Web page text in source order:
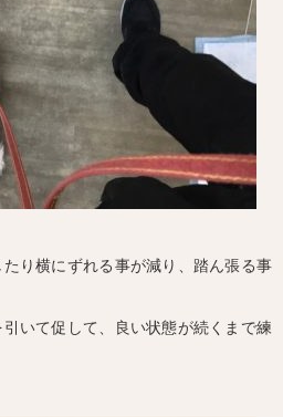
たり横にずれる事が減り、踏ん張る事
いて促して、良い状態が続くまで練